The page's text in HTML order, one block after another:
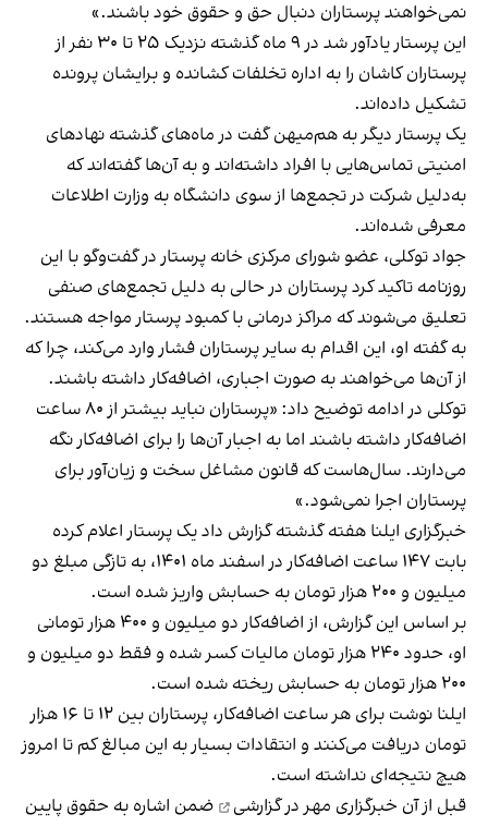
نمی‌خواهند پرستاران دنبال حق و حقوق خود باشند.»
این پرستار یادآور شد در ۹ ماه گذشته نزدیک ۲۵ تا ۳۰ نفر از
پرستاران کاشان را به اداره تخلفات کشانده و برایشان پرونده
تشکیل داده‌اند.
یک پرستار دیگر به هم‌میهن گفت در ماه‌های گذشته نهادهای
امنیتی تماس‌هایی با افراد داشته‌اند و به آن‌ها گفته‌اند که
به‌دلیل شرکت در تجمع‌ها از سوی دانشگاه به وزارت اطلاعات
معرفی شده‌اند.
جواد توکلی، عضو شورای مرکزی خانه پرستار در گفت‌وگو با این
روزنامه تاکید کرد پرستاران در حالی‌ به دلیل تجمع‌های صنفی
تعلیق می‌شوند که مراکز درمانی با کمبود پرستار مواجه‌ هستند.
به گفته او، این اقدام به سایر پرستاران فشار وارد می‌کند، چرا که
از آن‌ها می‌خواهند به صورت اجباری، اضافه‌کار داشته باشند.
توکلی در ادامه توضیح داد: «پرستاران نباید بیشتر از ۸۰ ساعت
اضافه‌کار داشته باشند اما به اجبار آن‌ها را برای اضافه‌کار نگه
می‌دارند. سال‌هاست که قانون مشاغل سخت و زیان‌آور برای
پرستاران اجرا نمی‌شود.»
خبرگزاری ایلنا هفته گذشته گزارش داد یک پرستار اعلام کرده
بابت ۱۴۷ ساعت اضافه‌کار در اسفند ماه ۱۴۰۱، به تازگی مبلغ دو
میلیون و ۲۰۰ هزار تومان به حسابش واریز شده است.
بر اساس این گزارش
، از اضافه‌کار دو میلیون و ۴۰۰ هزار تومانی
او، حدود ۲۴۰ هزار تومان مالیات کسر شده و فقط دو میلیون و
۲۰۰ هزار تومان به حسابش ریخته‌ شده است.
ایلنا نوشت برای هر ساعت اضافه‌کار، پرستاران بین ۱۲ تا ۱۶ هزار
تومان دریافت می‌کنند و انتقادات بسیار به این مبالغ کم تا امروز
هیچ نتیجه‌ای نداشته است.
قبل از آن خبرگزاری مهردر گزارشی
ضمن اشاره به حقوق پایین